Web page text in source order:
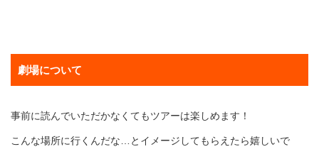
劇場について
事前に読んでいただかなくてもツアーは楽しめます！
こんな場所に行くんだな…とイメージしてもらえたら嬉しいで